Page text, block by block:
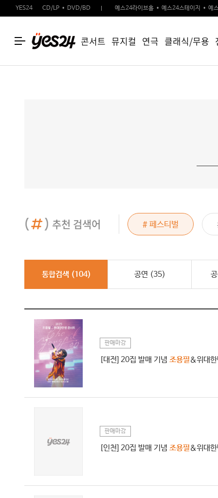
YES24 CD/LP DVD/BD 예스24라이브홀 예스24스테이지 예
콘서트 뮤지컬 연극 클래식/무용
추천 검색어
곤포니 # 페스티벌 # 그래이공
통합검색 (104) 공연 (35)
판매마감
[대전] 20집 발매 기념 조용필＆위대
판매마감
[인천] 20집 발매 기념 조용필＆위대